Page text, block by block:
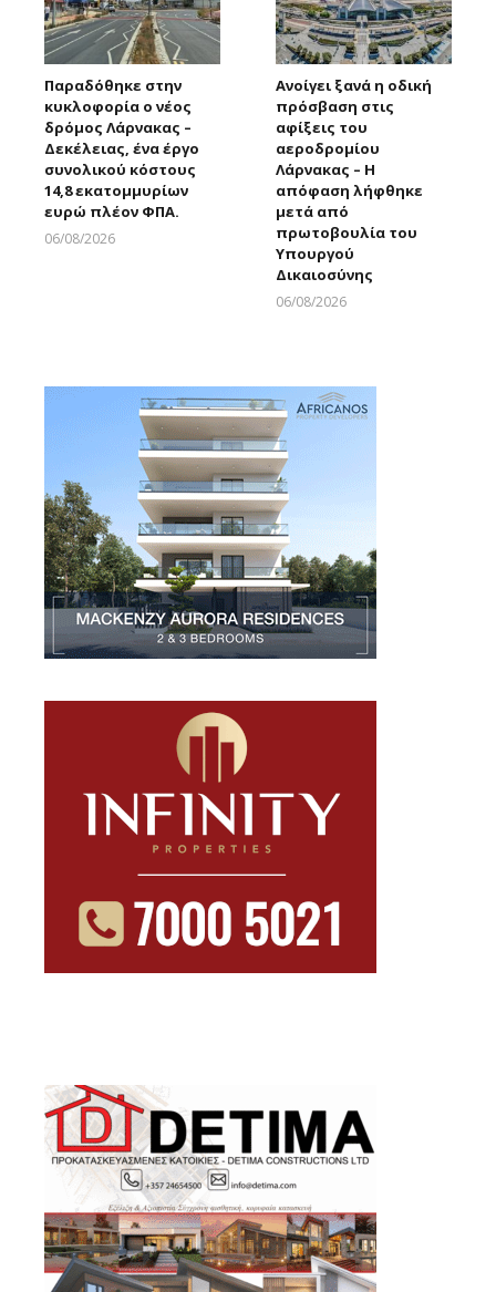
Παραδόθηκε στην
κυκλοφορία ο νέος
δρόμος Λάρνακας –
Δεκέλειας, ένα έργο
συνολικού κόστους
14,8 εκατομμυρίων
ευρώ πλέον ΦΠΑ.
06/08/2026
Ανοίγει ξανά η οδική
πρόσβαση στις
αφίξεις του
αεροδρομίου
Λάρνακας – Η
απόφαση λήφθηκε
μετά από
πρωτοβουλία του
Υπουργού
Δικαιοσύνης
06/08/2026